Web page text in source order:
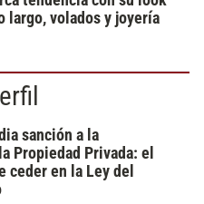
volados y joyería
sanción a la
Propiedad Privada: el
ceder en la Ley del